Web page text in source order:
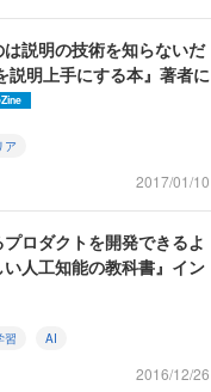
説明の技術を知らないだ
説明上手にする本』著者に
ア
2017/01/10
ロダクトを開発できるよ
人工知能の教科書』イン
習 AI
2016/12/26